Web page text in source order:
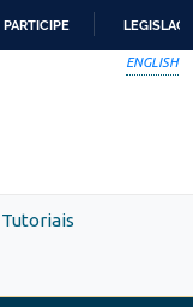
PARTICIPE
ENGLISH
Tutoriais